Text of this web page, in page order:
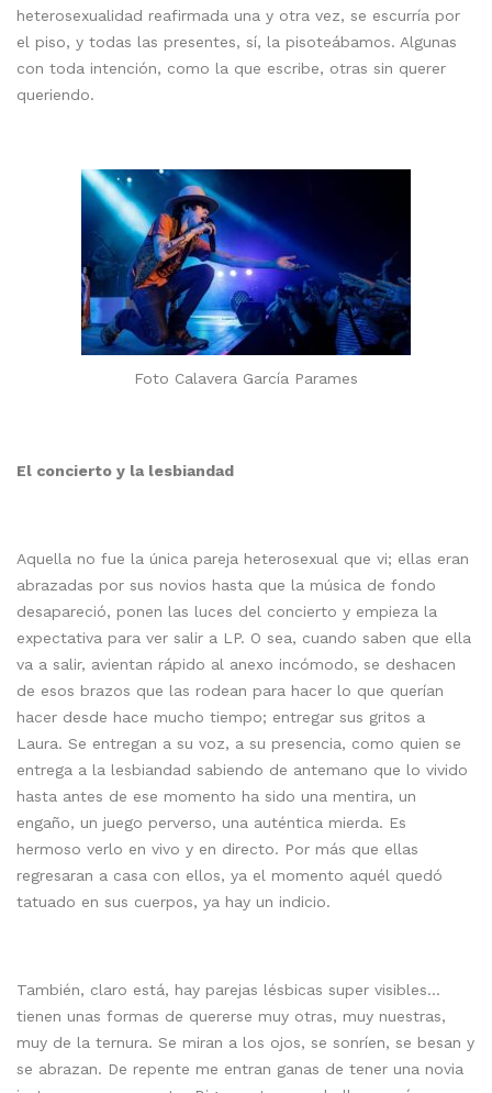
heterosexualidad reafirmada una y otra vez, se escurría por
el piso, y todas las presentes, sí, la pisoteábamos. Algunas
con toda intención, como la que escribe, otras sin querer
queriendo.
Foto Calavera García Parames
El concierto y la lesbiandad
Aquella no fue la única pareja heterosexual que vi; ellas eran
abrazadas por sus novios hasta que la música de fondo
desapareció, ponen las luces del concierto y empieza la
expectativa para ver salir a LP. O sea, cuando saben que ella
va a salir, avientan rápido al anexo incómodo, se deshacen
de esos brazos que las rodean para hacer lo que querían
hacer desde hace mucho tiempo; entregar sus gritos a
Laura. Se entregan a su voz, a su presencia, como quien se
entrega a la lesbiandad sabiendo de antemano que lo vivido
hasta antes de ese momento ha sido una mentira, un
engaño, un juego perverso, una auténtica mierda. Es
hermoso verlo en vivo y en directo. Por más que ellas
regresaran a casa con ellos, ya el momento aquél quedó
tatuado en sus cuerpos, ya hay un indicio.
También, claro está, hay parejas lésbicas super visibles…
tienen unas formas de quererse muy otras, muy nuestras,
muy de la ternura. Se miran a los ojos, se sonríen, se besan y
se abrazan. De repente me entran ganas de tener una novia